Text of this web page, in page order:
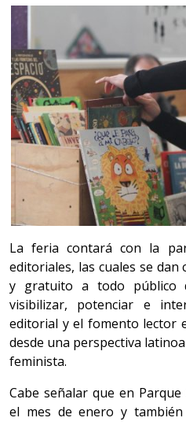
La feria contará con la
editoriales, las cuales se
y gratuito a todo público
visibilizar, potenciar e
editorial y el fomento lector
desde una perspectiva
feminista.
Cabe señalar que en
el mes de enero y